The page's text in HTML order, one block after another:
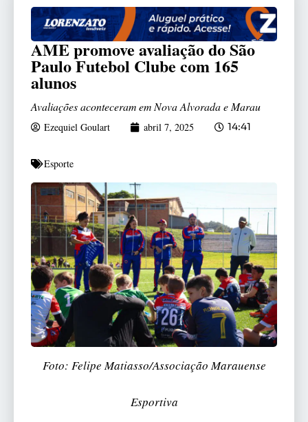
AME promove avaliação do São
Paulo Futebol Clube com 165
alunos
Avaliações aconteceram em Nova Alvorada e Marau
Ezequiel Goulart abril 7, 2025 14:41
Esporte
Foto: Felipe Matiasso/Associação Marauense
Esportiva